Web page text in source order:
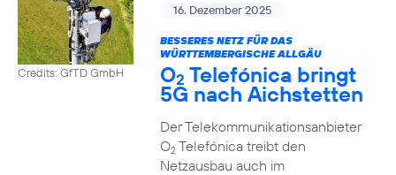
Credits: GfTD GmbH
16. Dezember 2025
BESSERES NETZ FÜR DAS
WÜRTTEMBERGISCHE ALLGÄU
O2 Telefónica bringt
5G nach Aichstetten
Der Telekommunikationsanbieter
O2Telefónica treibt den
Netzausbau auch im